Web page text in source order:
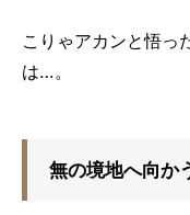
こりゃアカンと悟っ
は…。
無の境地へ向か